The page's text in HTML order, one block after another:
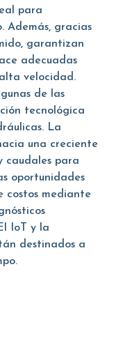
para
Además, gracias
garantizan
adecuadas
velocidad.
de las
tecnológica
La
una creciente
caudales para
oportunidades
costos mediante
IoT y la
destinados a